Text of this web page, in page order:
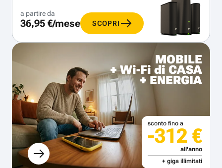
a partire da
36,95 €/mese SCOPRI
MOBILE
+ Wi-Fi di CASA
+ ENERGIA
sconto fino a
-312 €
all'anno
+ giga illimitati